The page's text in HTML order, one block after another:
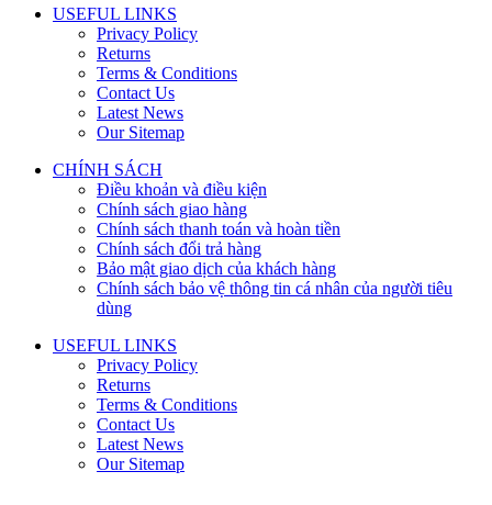
USEFUL LINKS
Privacy Policy
Returns
Terms & Conditions
Contact Us
Latest News
Our Sitemap
CHÍNH SÁCH
Điều khoản và điều kiện
Chính sách giao hàng
Chính sách thanh toán và hoàn tiền
Chính sách đổi trả hàng
Bảo mật giao dịch của khách hàng
Chính sách bảo vệ thông tin cá nhân của người tiêu
dùng
USEFUL LINKS
Privacy Policy
Returns
Terms & Conditions
Contact Us
Latest News
Our Sitemap